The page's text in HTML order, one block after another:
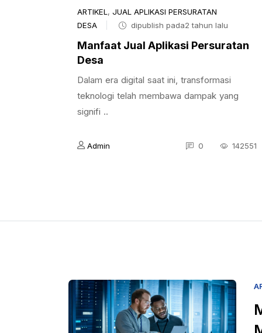
ARTIKEL , JUAL APLIKASI PERSURATAN
DESA
dipublish pada2 tahun lalu
Manfaat Jual Aplikasi Persuratan
Desa
Dalam era digital saat ini, transformasi
teknologi telah membawa dampak yang
signifi ..
Admin 0 142551